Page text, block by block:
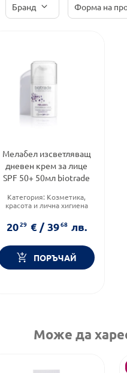
Бранд Форма на
Мелабел изсветляващ
дневен крем за лице
SPF 50+ 50мл biotrade
Категория: Козметика,
красота и лична хигиена
Дермокозметика
Форма на продукта:крем
2029 € / 3968 лв.
ПОРЪЧАЙ
Може да